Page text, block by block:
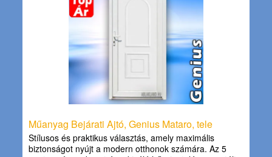
Műanyag Bejárati Ajtó, Genius Mataro, tele
Stílusos és praktikus választás, amely maximális
biztonságot nyújt a modern otthonok számára. Az 5